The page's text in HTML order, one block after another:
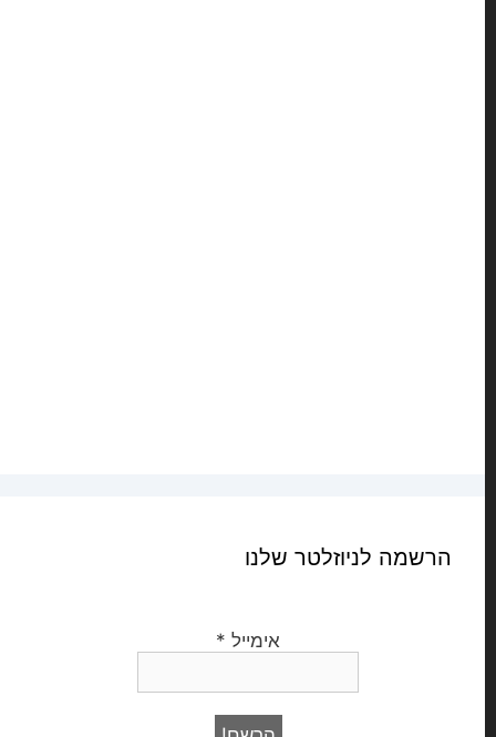
הרשמה לניוזלטר שלנו
אימייל*